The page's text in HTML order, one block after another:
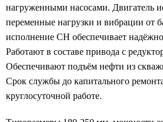
нагруженными насосами. Двигатель
переменные нагрузки и вибрации от
исполнение СН обеспечивает
Работают в составе привода с
Обеспечивают подъём нефти из
Срок службы до капитального
круглосуточной работе.